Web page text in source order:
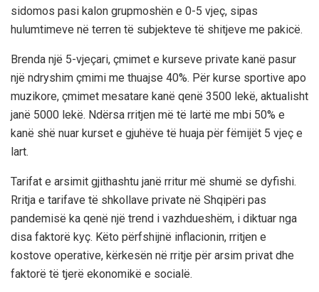
sidomos pasi kalon grupmoshën e 0-5 vjeç, sipas
hulumtimeve në terren të subjekteve të shitjeve me pakicë.
Brenda një 5-vjeçari, çmimet e kurseve private kanë pasur
një ndryshim çmimi me thuajse 40%. Për kurse sportive apo
muzikore, çmimet mesatare kanë qenë 3500 lekë, aktualisht
janë 5000 lekë. Ndërsa rritjen më të lartë me mbi 50% e
kanë shë nuar kurset e gjuhëve të huaja për fëmijët 5 vjeç e
lart.
Tarifat e arsimit gjithashtu janë rritur më shumë se dyfishi.
Rritja e tarifave të shkollave private në Shqipëri pas
pandemisë ka qenë një trend i vazhdueshëm, i diktuar nga
disa faktorë kyç. Këto përfshijnë inflacionin, rritjen e
kostove operative, kërkesën në rritje për arsim privat dhe
faktorë të tjerë ekonomikë e socialë.